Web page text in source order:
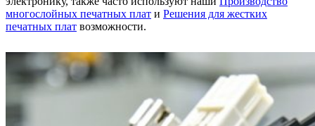
многослойных печатных плат и Решения для жестких
печатных плат возможности.